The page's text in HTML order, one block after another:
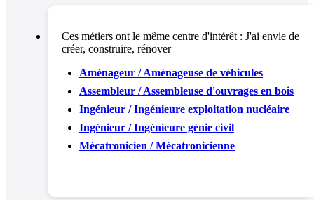
Ces métiers ont le même centre d'intérêt : J'ai envie de
créer, construire, rénover
Aménageur / Aménageuse de véhicules
Assembleur / Assembleuse d'ouvrages en bois
Ingénieur / Ingénieure exploitation nucléaire
Ingénieur / Ingénieure génie civil
Mécatronicien / Mécatronicienne